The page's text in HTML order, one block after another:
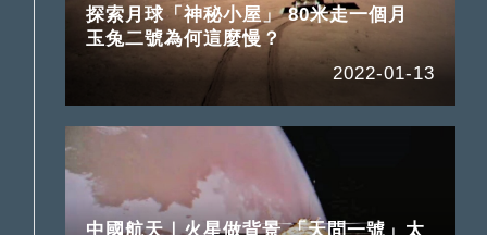
探索月球「神秘小屋」 80米走一個月
玉兔二號為何這麼慢？
2022-01-13
中國航天｜火星做背景 「天問一號」太